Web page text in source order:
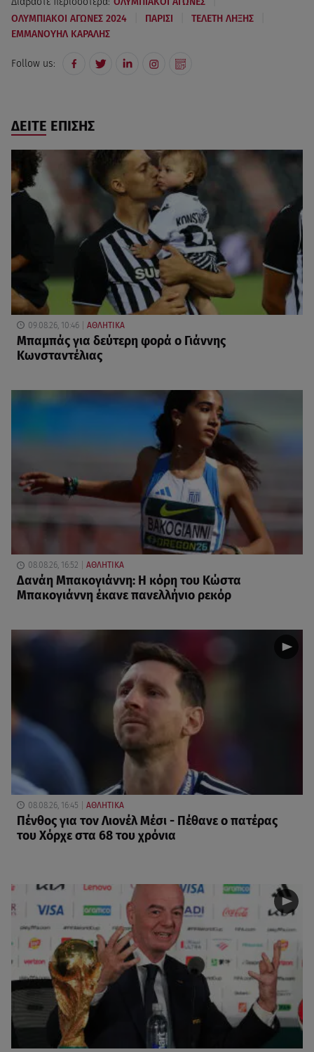
ΟΛΥΜΠΙΑΚΟΙ ΑΓΩΝΕΣ 2024 ΠΑΡΙΣΙ ΤΕΛΕΤΗ ΛΗΞΗΣ
ΕΜΜΑΝΟΥΗΛ ΚΑΡΑΛΗΣ
Follow us:
ΔΕΙΤΕ ΕΠΙΣΗΣ
09.08.26, 10:46 ΑΘΛΗΤΙΚΑ
Μπαμπάς για δεύτερη φορά ο Γιάννης
Κωνσταντέλιας
08.08.26, 16:52 ΑΘΛΗΤΙΚΑ
Δανάη Μπακογιάννη: Η κόρη του Κώστα
Μπακογιάννη έκανε πανελλήνιο ρεκόρ
08.08.26, 16:45 ΑΘΛΗΤΙΚΑ
Πένθος για τον Λιονέλ Μέσι - Πέθανε ο πατέρας
του Χόρχε στα 68 του χρόνια